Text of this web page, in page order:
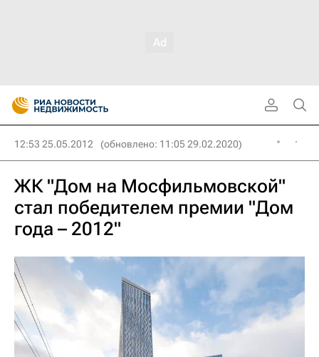
12:53 25.05.2012 (обновлено: 11:05 29.02.2020)
ЖК "Дом на Мосфильмовской"
стал победителем премии "Дом
года – 2012"